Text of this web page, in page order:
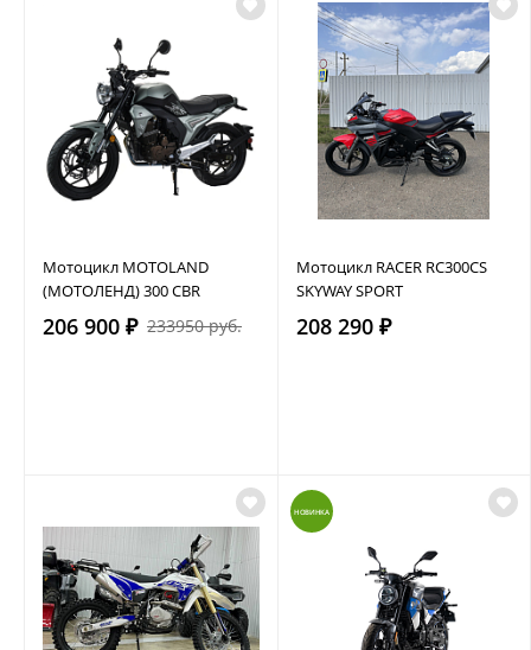
Мотоцикл MOTOLAND
(МОТОЛЕНД) 300 CBR
206 900 ₽ 233950 руб.
Мотоцикл RACER RC300CS
SKYWAY SPORT
208 290 ₽
НОВИНКА